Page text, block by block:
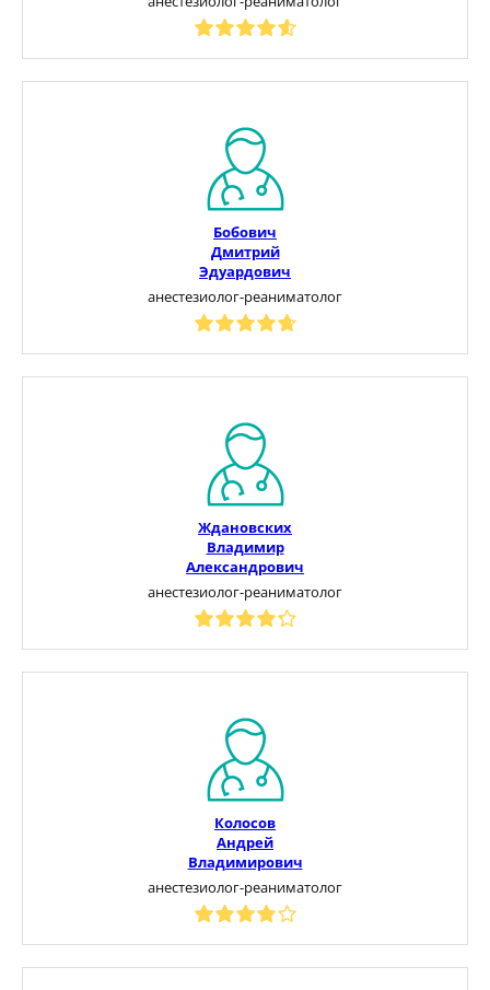
Бобович
Дмитрий
Эдуардович
анестезиолог-реаниматолог
Ждановских
Владимир
Александрович
анестезиолог-реаниматолог
Колосов
Андрей
Владимирович
анестезиолог-реаниматолог